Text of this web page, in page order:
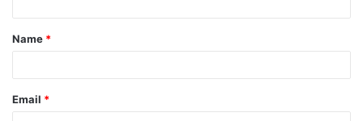
Name *
Email *